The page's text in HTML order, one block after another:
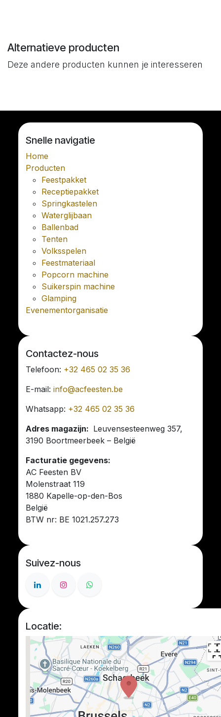
Alternatieve producten
Deze andere producten kunnen je interesseren
Snelle navigatie
Home
Producten
Feestpakket
Receptiepakket
Springkastelen
Waterglijbaan
Ballenbad
Tenten
Volksspelen
Feestmateriaal
Popcorn machine
Suikerspin machine
Glamping
Evenementorganisatie
Contactez-nous
Telefoon: +32 465 02 35 36
E-mail:info@acfeesten.be
Whatsapp: +32 465 02 35 36
Adres magazijn: Leuvensesteenweg 357,
3190 Boortmeerbeek – België
Facturatie gegevens:
AC Feesten BV
Molenstraat 119
1880 Kapelle-op-den-Bos
België
BTW nr: BE 1021.257.273
Suivez-nous
Locatie: